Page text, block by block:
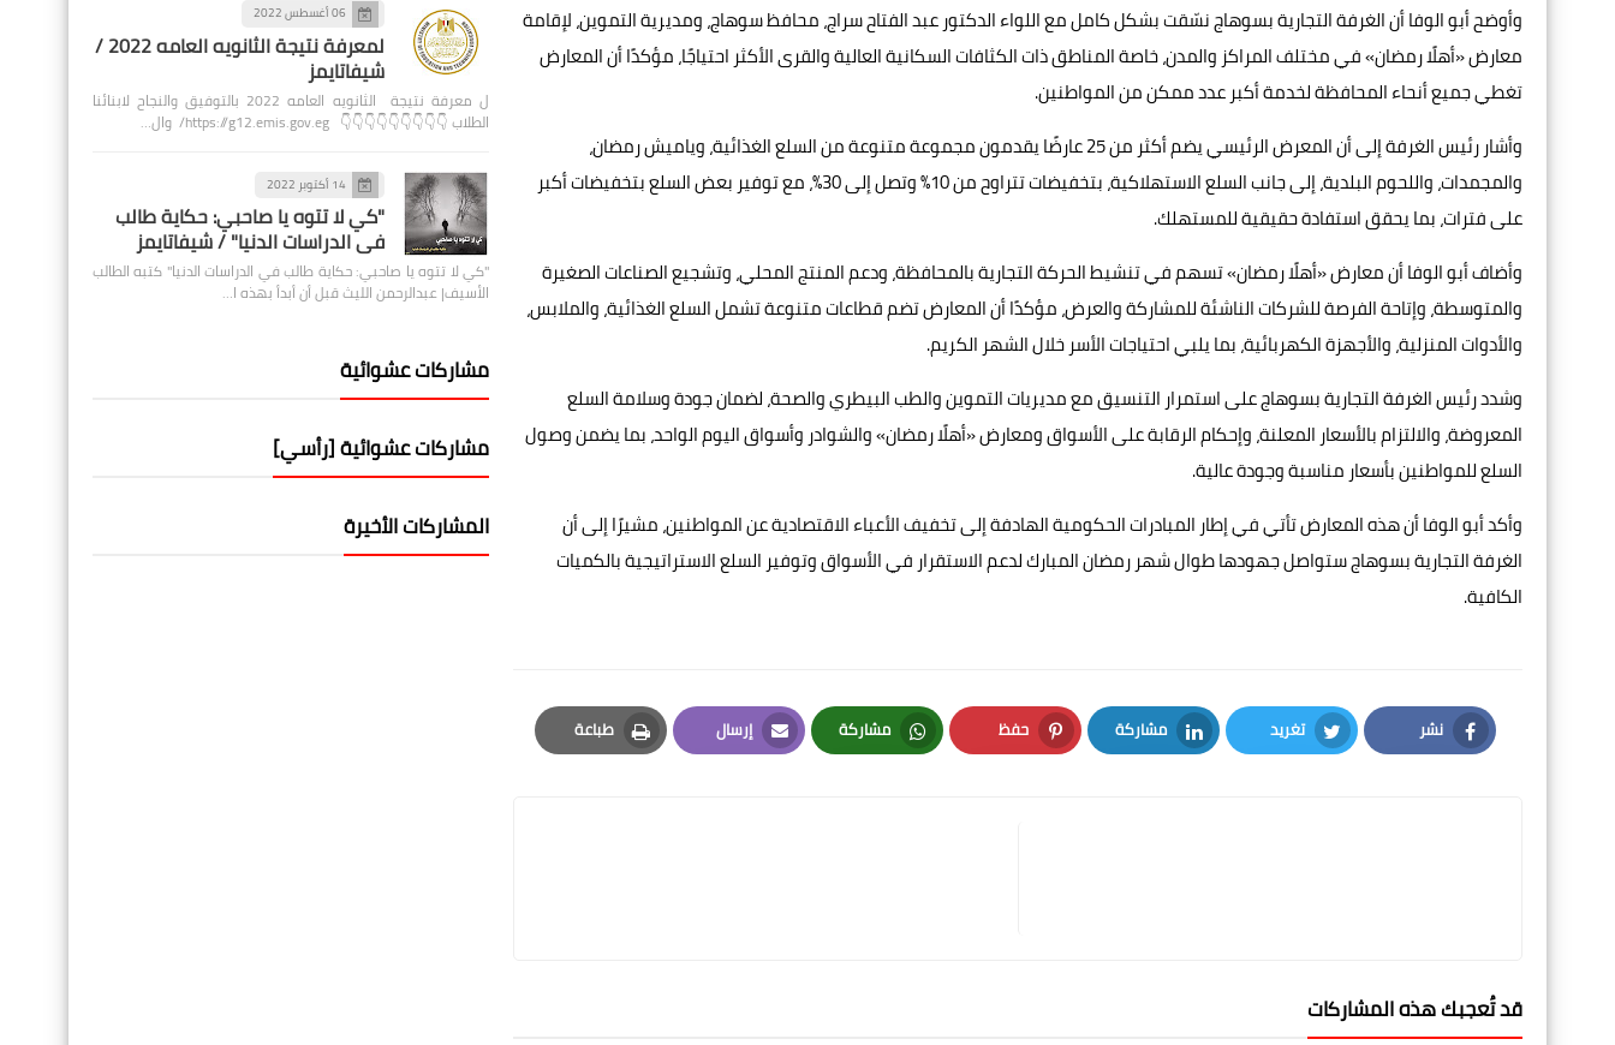
وأوضح أبو الوفا أن الغرفة التجارية بسوهاج نسّقت بشكل كامل مع اللواء الدكتور عبد الفتاح سراج، محافظ سوهاج، ومديرية التموين، لإقامة
معارض «أهلًا رمضان» في مختلف المراكز والمدن، خاصة المناطق ذات الكثافات السكانية العالية والقرى الأكثر احتياجًا، مؤكدًا أن المعارض
تغطي جميع أنحاء المحافظة لخدمة أكبر عدد ممكن من المواطنين.
وأشار رئيس الغرفة إلى أن المعرض الرئيسي يضم أكثر من 25 عارضًا يقدمون مجموعة متنوعة من السلع الغذائية، وياميش رمضان،
والمجمدات، واللحوم البلدية، إلى جانب السلع الاستهلاكية، بتخفيضات تتراوح من 10% وتصل إلى 30%، مع توفير بعض السلع بتخفيضات أكبر
على فترات، بما يحقق استفادة حقيقية للمستهلك.
وأضاف أبو الوفا أن معارض «أهلًا رمضان» تسهم في تنشيط الحركة التجارية بالمحافظة، ودعم المنتج المحلي، وتشجيع الصناعات الصغيرة
والمتوسطة، وإتاحة الفرصة للشركات الناشئة للمشاركة والعرض، مؤكدًا أن المعارض تضم قطاعات متنوعة تشمل السلع الغذائية، والملابس،
والأدوات المنزلية، والأجهزة الكهربائية، بما يلبي احتياجات الأسر خلال الشهر الكريم.
وشدد رئيس الغرفة التجارية بسوهاج على استمرار التنسيق مع مديريات التموين والطب البيطري والصحة، لضمان جودة وسلامة السلع
المعروضة، والالتزام بالأسعار المعلنة، وإحكام الرقابة على الأسواق ومعارض «أهلًا رمضان» والشوادر وأسواق اليوم الواحد، بما يضمن وصول
السلع للمواطنين بأسعار مناسبة وجودة عالية.
وأكد أبو الوفا أن هذه المعارض تأتي في إطار المبادرات الحكومية الهادفة إلى تخفيف الأعباء الاقتصادية عن المواطنين، مشيرًا إلى أن
الغرفة التجارية بسوهاج ستواصل جهودها طوال شهر رمضان المبارك لدعم الاستقرار في الأسواق وتوفير السلع الاستراتيجية بالكميات
الكافية.
نشر
Facebook
تغريد
Twitter
مشاركة
LinkedIn
حفظ
Pinterest
مشاركة
Whatsapp
إرسال
Email
طباعة
Print
قد تُعجبك هذه المشاركات
06 أغسطس 2022
لمعرفة نتيجة الثانويه العامه 2022 /
شيفاتايمز
ل معرفة نتيجة الثانويه العامه 2022 بالتوفيق والنجاح لابنائنا
الطلاب 👇👇👇👇👇👇👇👇👇 https://g12.emis.gov.eg/ وال…
14 أكتوبر 2022
"كي لا تتوه يا صاحبي: حكاية طالب
في الدراسات الدنيا" / شيفاتايمز
"كي لا تتوه يا صاحبي: حكاية طالب في الدراسات الدنيا" كتبه الطالب
الأسيف| عبدالرحمن الليث قبل أن أبدأ بهذه ا…
مشاركات عشوائية
مشاركات عشوائية [رأسي]
المشاركات الأخيرة